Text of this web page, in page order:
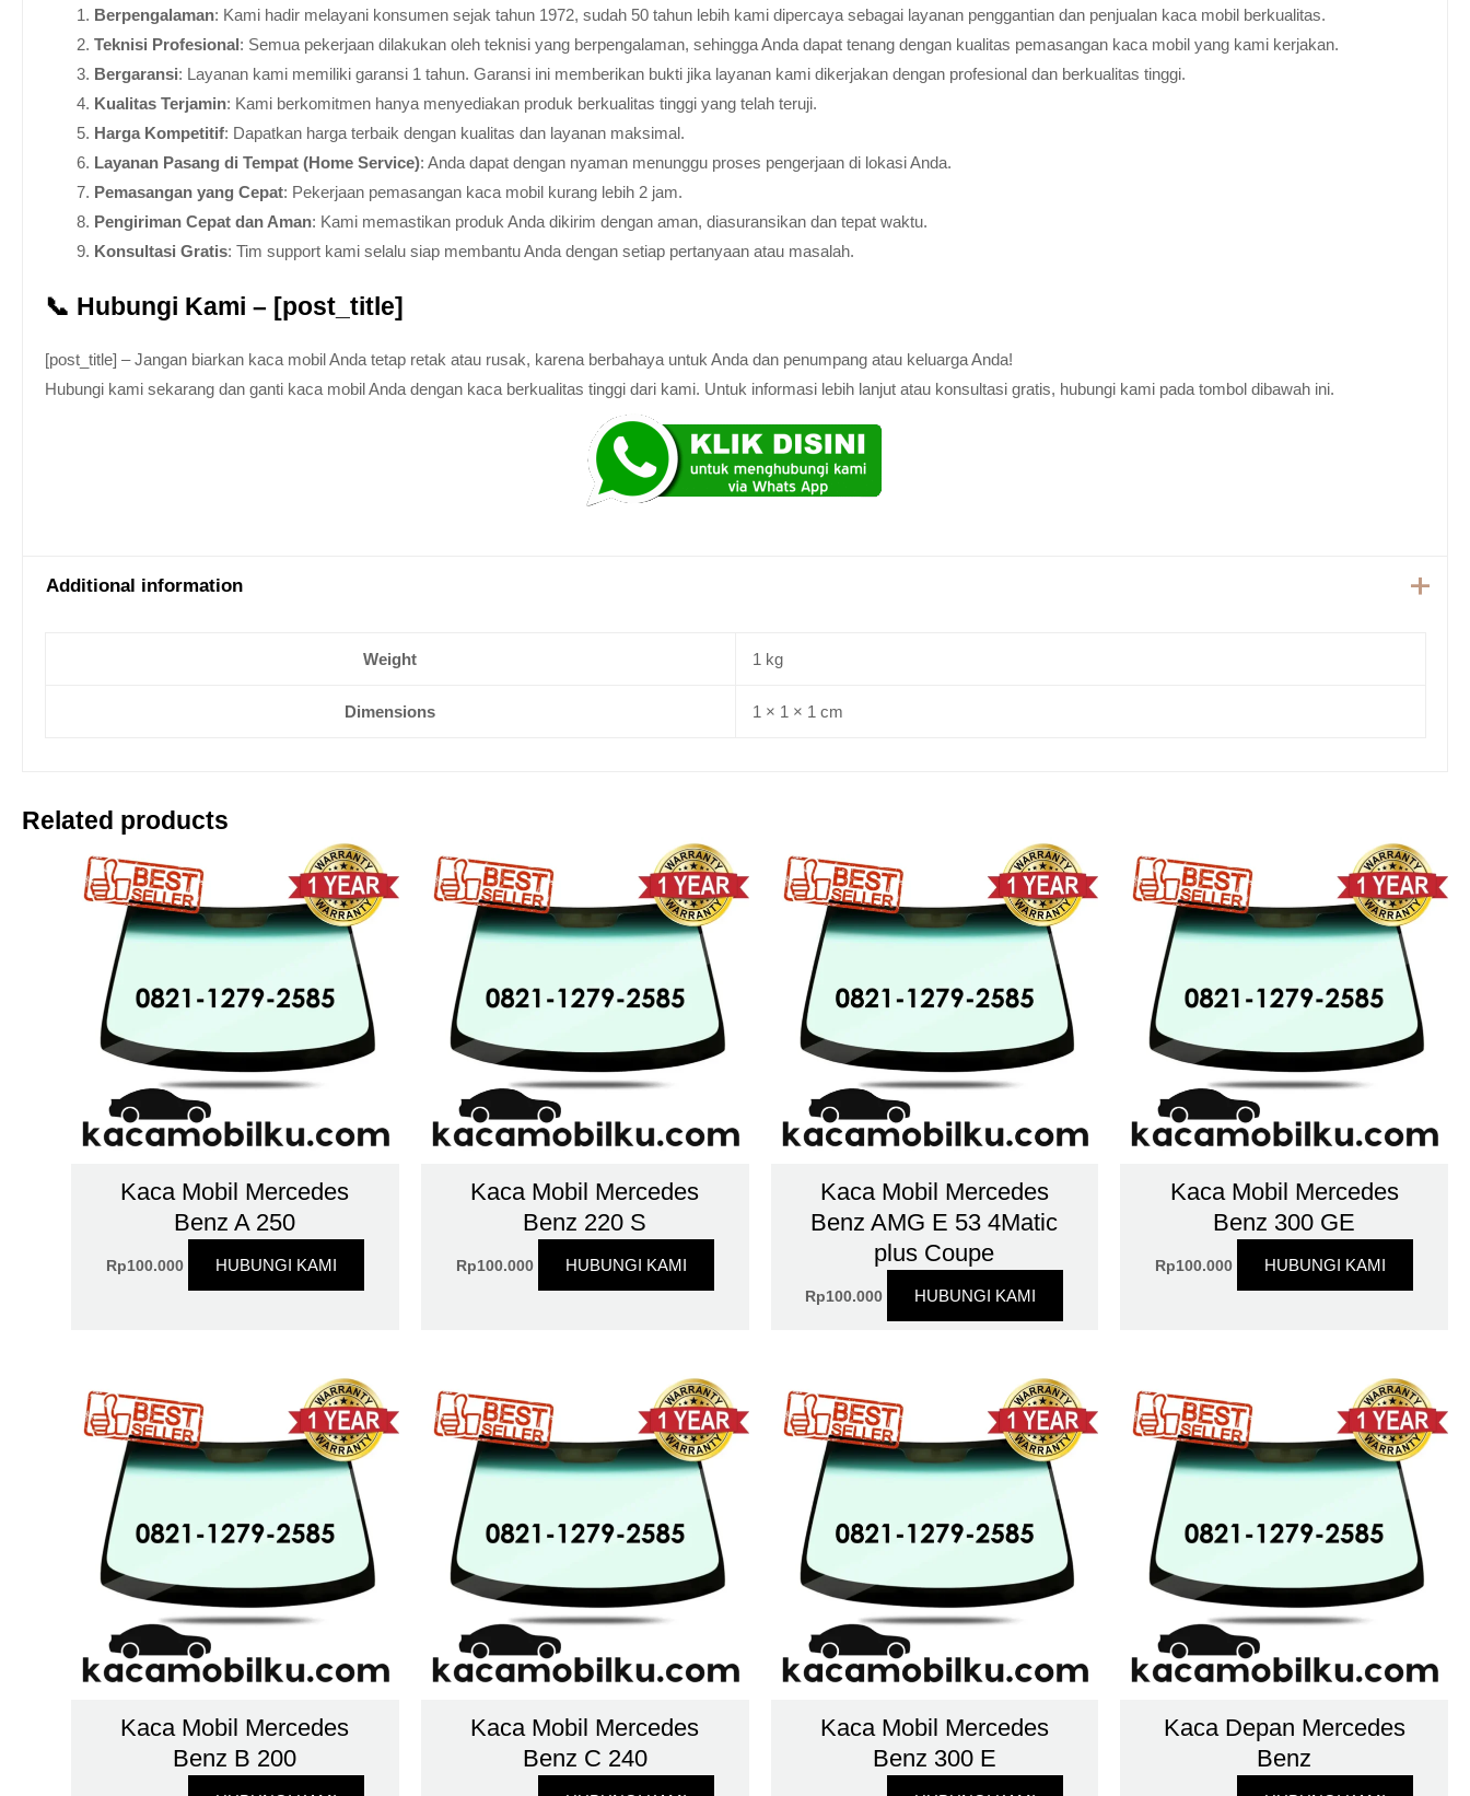
Berpengalaman: Kami hadir melayani konsumen sejak tahun 1972, sudah 50 tahun lebih kami dipercaya sebagai layanan penggantian dan penjualan kaca mobil berkualitas.
Teknisi Profesional: Semua pekerjaan dilakukan oleh teknisi yang berpengalaman, sehingga Anda dapat tenang dengan kualitas pemasangan kaca mobil yang kami kerjakan.
Bergaransi: Layanan kami memiliki garansi 1 tahun. Garansi ini memberikan bukti jika layanan kami dikerjakan dengan profesional dan berkualitas tinggi.
Kualitas Terjamin: Kami berkomitmen hanya menyediakan produk berkualitas tinggi yang telah teruji.
Harga Kompetitif: Dapatkan harga terbaik dengan kualitas dan layanan maksimal.
Layanan Pasang di Tempat (Home Service): Anda dapat dengan nyaman menunggu proses pengerjaan di lokasi Anda.
Pemasangan yang Cepat: Pekerjaan pemasangan kaca mobil kurang lebih 2 jam.
Pengiriman Cepat dan Aman: Kami memastikan produk Anda dikirim dengan aman, diasuransikan dan tepat waktu.
Konsultasi Gratis: Tim support kami selalu siap membantu Anda dengan setiap pertanyaan atau masalah.
📞 Hubungi Kami – [post_title]
[post_title] – Jangan biarkan kaca mobil Anda tetap retak atau rusak, karena berbahaya untuk Anda dan penumpang atau keluarga Anda!
Hubungi kami sekarang dan ganti kaca mobil Anda dengan kaca berkualitas tinggi dari kami. Untuk informasi lebih lanjut atau konsultasi gratis, hubungi kami pada tombol dibawah ini.
Additional information
Weight 1 kg
Dimensions 1 × 1 × 1 cm
Related products
Kaca Mobil Mercedes
Benz A 250
Rp100.000 HUBUNGI KAMI
Kaca Mobil Mercedes
Benz 220 S
Rp100.000 HUBUNGI KAMI
Kaca Mobil Mercedes
Benz AMG E 53 4Matic
plus Coupe
Rp100.000 HUBUNGI KAMI
Kaca Mobil Mercedes
Benz 300 GE
Rp100.000 HUBUNGI KAMI
Kaca Mobil Mercedes
Benz B 200
Kaca Mobil Mercedes
Benz C 240
Kaca Mobil Mercedes
Benz 300 E
Kaca Depan Mercedes
Benz